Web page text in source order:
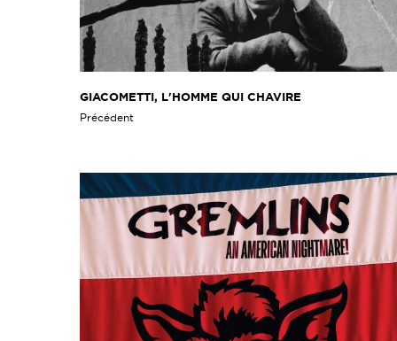
GIACOMETTI, L'HOMME QUI CHAVIRE
Précédent